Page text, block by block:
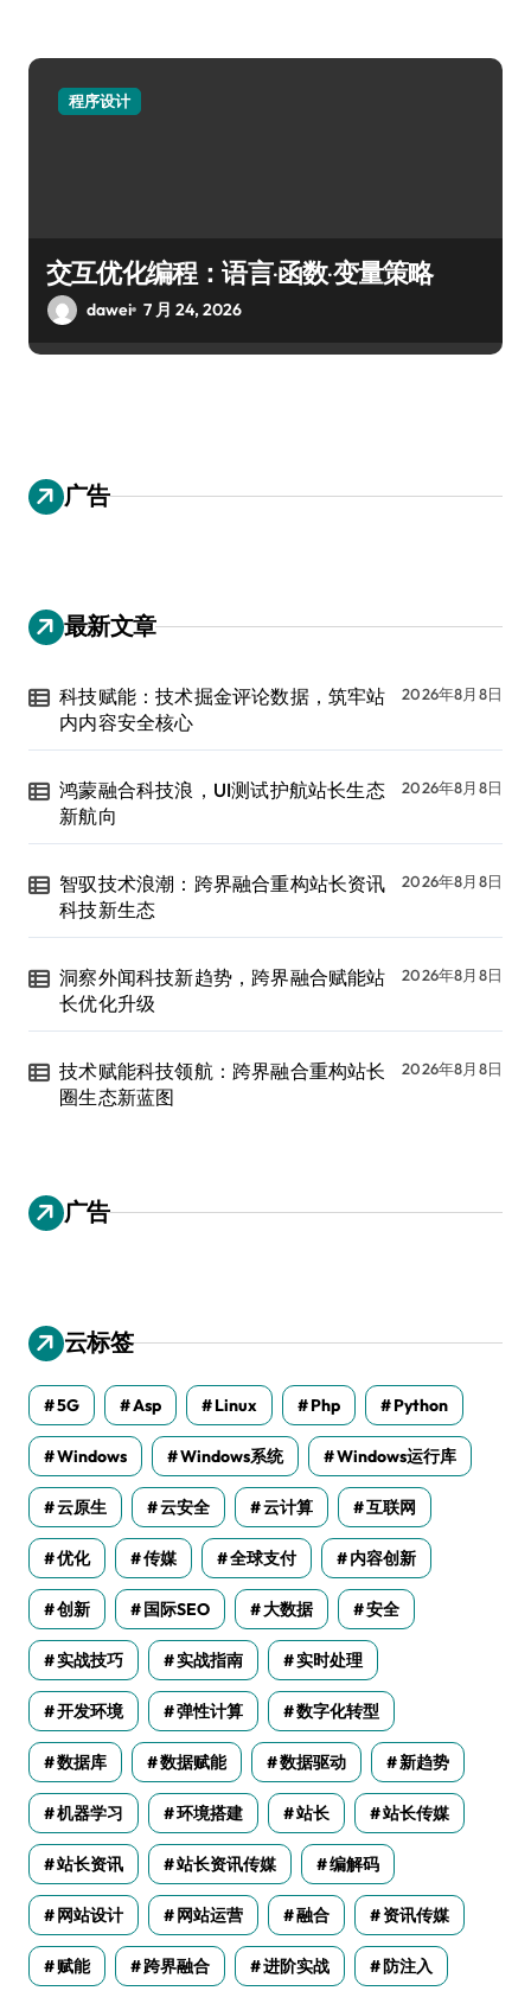
程序设计
交互优化编程：语言·函数·变量策略
dawei 7 月 24, 2026
广告
最新文章
科技赋能：技术掘金评论数据，筑牢站
内内容安全核心
2026年8月8日
鸿蒙融合科技浪，UI测试护航站长生态
新航向
2026年8月8日
智驭技术浪潮：跨界融合重构站长资讯
科技新生态
2026年8月8日
洞察外闻科技新趋势，跨界融合赋能站
长优化升级
2026年8月8日
技术赋能科技领航：跨界融合重构站长
圈生态新蓝图
2026年8月8日
广告
云标签
5G Asp Linux Php Python
Windows Windows系统 Windows运行库
云原生 云安全 云计算 互联网
优化 传媒 全球支付 内容创新
创新 国际SEO 大数据 安全
实战技巧 实战指南 实时处理
开发环境 弹性计算 数字化转型
数据库 数据赋能 数据驱动 新趋势
机器学习 环境搭建 站长 站长传媒
站长资讯 站长资讯传媒 编解码
网站设计 网站运营 融合 资讯传媒
赋能 跨界融合 进阶实战 防注入